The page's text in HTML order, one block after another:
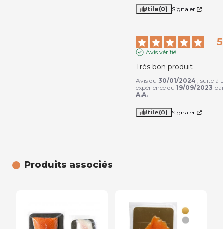
Utile(0) Signaler
5
Avis vérifié
Très bon produit
Avis du 30/01/2024 , suite à
expérience du19/09/2023
A.A.
Utile(0) Signaler
Produits associés